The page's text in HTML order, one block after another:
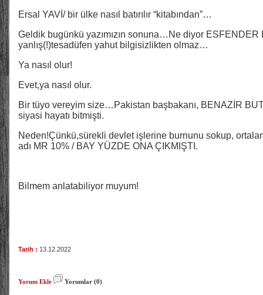
Ersal YAVİ/ bir ülke nasıl batırılır “kitabından”…
Geldik bugünkü yazımızın sonuna…Ne diyor ESFENDER
yanlış(!)tesadüfen yahut bilgisizlikten olmaz…
Ya nasıl olur!
Evet,ya nasıl olur.
Bir tüyo vereyim size…Pakistan başbakanı, BENAZİR
siyasi hayatı bitmişti.
Neden!Çünkü,sürekli devlet işlerine burnunu sokup,
adı MR 10% / BAY YÜZDE ONA ÇIKMIŞTI.
Bilmem anlatabiliyor muyum!
Tarih : 13.12.2022
Yorum Ekle Yorumlar (0)